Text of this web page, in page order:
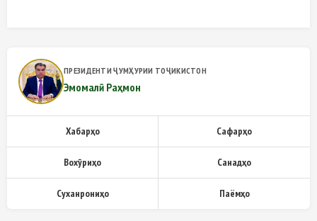
ПРЕЗИДЕНТИ ҶУМҲУРИИ ТОҶИКИСТОН
Эмомалӣ Раҳмон
Хабарҳо Сафарҳо
Вохӯриҳо Санадҳо
Суханрониҳо Паёмҳо